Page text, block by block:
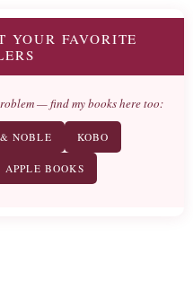
YOUR FAVORITE
— find my books here too:
NOBLE KOBO
APPLE BOOKS